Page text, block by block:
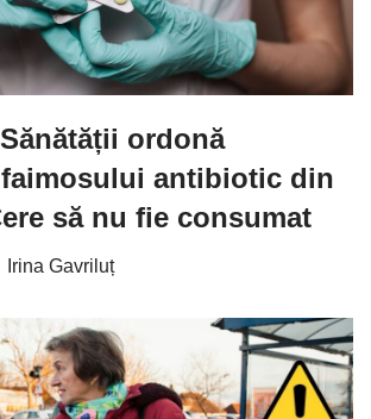
ordonă
faimosului antibiotic din
să nu fie consumat
Irina Gavriluț